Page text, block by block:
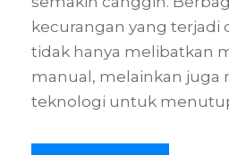
kecurangan yang terjadi
tidak hanya melibatkan
manual, melainkan juga
teknologi untuk